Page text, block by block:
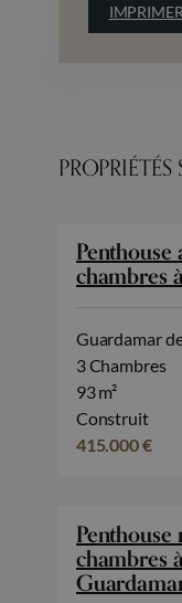
chambres
Guardamar
3 Chambres
93 m²
Construit
415.000 €
chambres